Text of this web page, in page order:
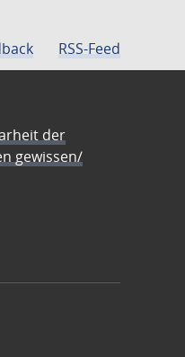
RSS-Feed
der
gewissen/